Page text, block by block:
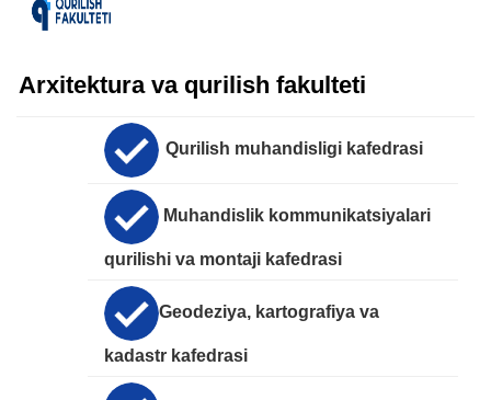
Arxitektura va qurilish fakulteti
Qurilish muhandisligi kafedrasi
Muhandislik kommunikatsiyalari
qurilishi va montaji kafedrasi
Geodeziya, kartografiya va
kadastr kafedrasi